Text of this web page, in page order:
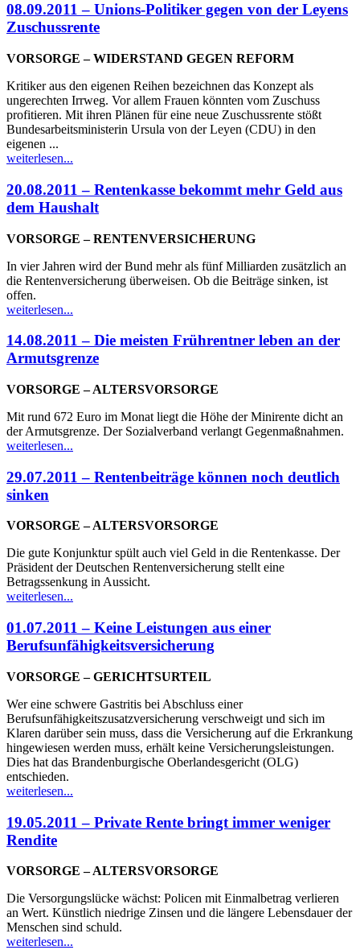
08.09.2011 – Unions-Politiker gegen von der Leyens
Zuschussrente
VORSORGE – WIDERSTAND GEGEN REFORM
Kritiker aus den eigenen Reihen bezeichnen das Konzept als
ungerechten Irrweg. Vor allem Frauen könnten vom Zuschuss
profitieren. Mit ihren Plänen für eine neue Zuschussrente stößt
Bundesarbeitsministerin Ursula von der Leyen (CDU) in den
eigenen ...
weiterlesen...
20.08.2011 – Rentenkasse bekommt mehr Geld aus
dem Haushalt
VORSORGE – RENTENVERSICHERUNG
In vier Jahren wird der Bund mehr als fünf Milliarden zusätzlich an
die Rentenversicherung überweisen. Ob die Beiträge sinken, ist
offen.
weiterlesen...
14.08.2011 – Die meisten Frührentner leben an der
Armutsgrenze
VORSORGE – ALTERSVORSORGE
Mit rund 672 Euro im Monat liegt die Höhe der Minirente dicht an
der Armutsgrenze. Der Sozialverband verlangt Gegenmaßnahmen.
weiterlesen...
29.07.2011 – Rentenbeiträge können noch deutlich
sinken
VORSORGE – ALTERSVORSORGE
Die gute Konjunktur spült auch viel Geld in die Rentenkasse. Der
Präsident der Deutschen Rentenversicherung stellt eine
Betragssenkung in Aussicht.
weiterlesen...
01.07.2011 – Keine Leistungen aus einer
Berufsunfähigkeitsversicherung
VORSORGE – GERICHTSURTEIL
Wer eine schwere Gastritis bei Abschluss einer
Berufsunfähigkeitszusatzversicherung verschweigt und sich im
Klaren darüber sein muss, dass die Versicherung auf die Erkrankung
hingewiesen werden muss, erhält keine Versicherungsleistungen.
Dies hat das Brandenburgische Oberlandesgericht (OLG)
entschieden.
weiterlesen...
19.05.2011 – Private Rente bringt immer weniger
Rendite
VORSORGE – ALTERSVORSORGE
Die Versorgungslücke wächst: Policen mit Einmalbetrag verlieren
an Wert. Künstlich niedrige Zinsen und die längere Lebensdauer der
Menschen sind schuld.
weiterlesen...